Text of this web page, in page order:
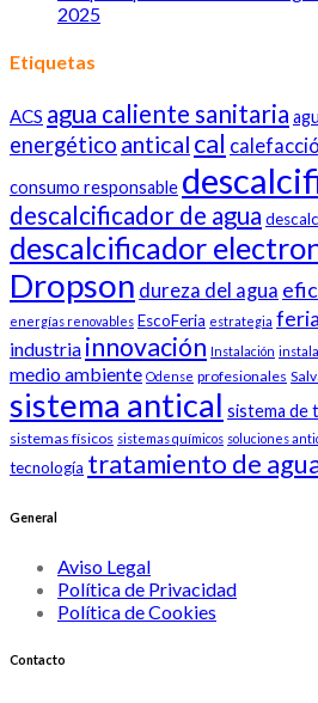
2025
Etiquetas
ACS agua caliente sanitaria
energético antical cal
consumo responsable
descalcificador de agua
descalcificador
Dropson dureza del agua
energías renovables EscoFeria estrategia feria
industria innovación Instalación
medio ambiente Odense profesionales
sistema antical sistema de
sistemas físicos sistemas químicos soluciones
tecnología tratamiento de
General
Aviso Legal
Política de Privacidad
Política de Cookies
Contacto